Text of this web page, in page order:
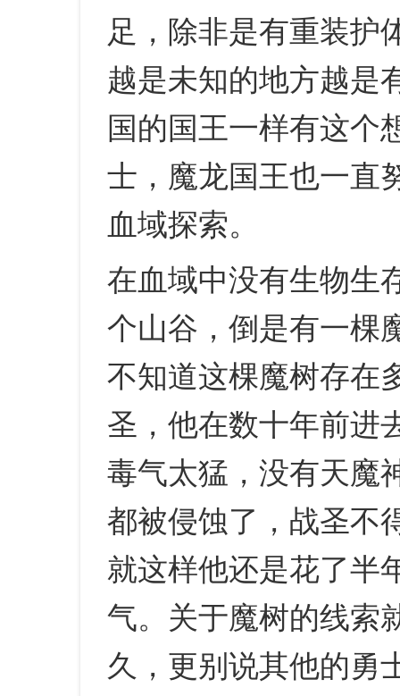
足，除非是有重装护
越是未知的地方越是
国的国王一样有这个
士，魔龙国王也一直
血域探索。
在血域中没有生物生
个山谷，倒是有一棵
不知道这棵魔树存在
圣，他在数十年前进
毒气太猛，没有天魔
都被侵蚀了，战圣不
就这样他还是花了半
气。关于魔树的线索
久，更别说其他的勇